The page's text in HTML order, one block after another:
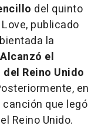
del quinto
publicado
la
Alcanzó el
Reino Unido
en
que legó
Reino Unido.